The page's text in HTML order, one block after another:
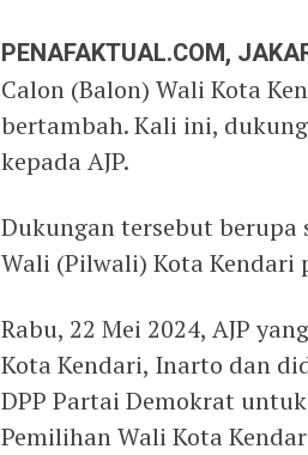
PENAFAKTUAL.COM,
Calon (Balon) Wali Kota
bertambah. Kali ini,
kepada AJP.
Dukungan tersebut
Wali (Pilwali) Kota Kendari
Rabu, 22 Mei 2024, AJP
Kota Kendari, Inarto dan
DPP Partai Demokrat
Pemilihan Wali Kota